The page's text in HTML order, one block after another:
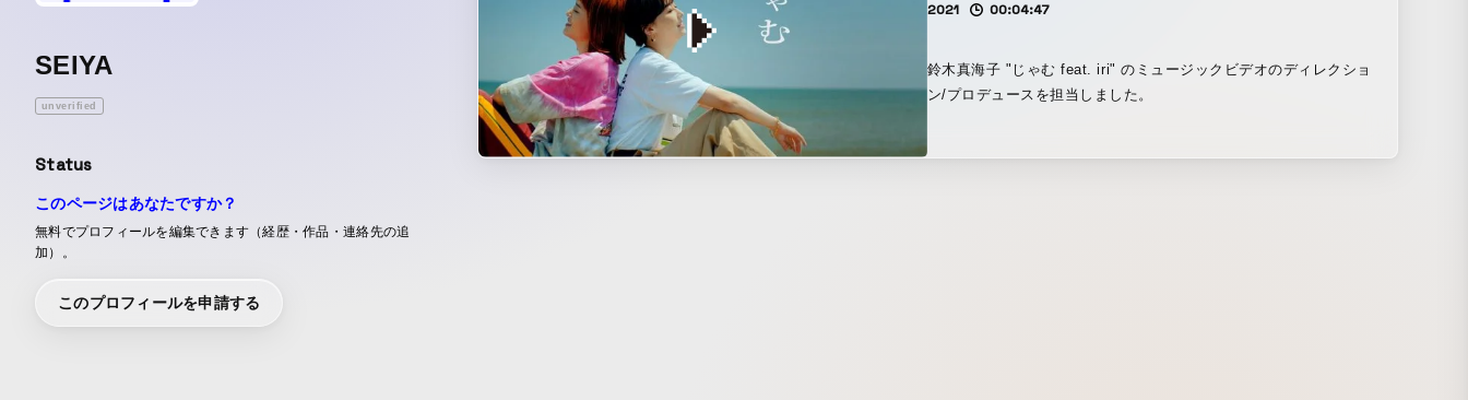
SEIYA
unverified
Status
このページはあなたですか？
無料でプロフィールを編集できます（経歴・作品・連絡先の追
加）。
このプロフィールを申請する
2021 00:04:47
鈴木真海子 "じゃむ feat. iri" のミュージックビデオのディレクショ
ン/プロデュースを担当しました。